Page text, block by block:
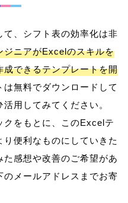
、シフト表の効率化は非
ジニアがExcelのスキルを
できるテンプレートを開
は無料でダウンロードして
用してみてください。
クをもとに、このExcelテ
便利なものにしていきた
感想や改善のご希望があ
のメールアドレスまでお寄